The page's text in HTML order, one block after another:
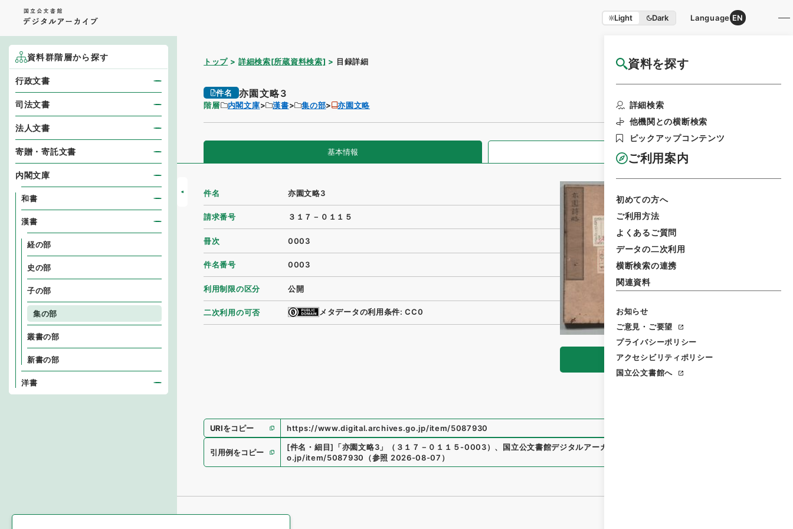
Light Dark Language EN
資料を探す
詳細検索
他機関との横断検索
ピックアップコンテンツ
ご利用案内
初めての方へ
ご利用方法
よくあるご質問
データの二次利用
横断検索の連携
関連資料
お知らせ
ご意見・ご要望
プライバシーポリシー
アクセシビリティポリシー
国立公文書館へ
トップ 詳細検索[所蔵資料検索] 目録詳細 国立公文書館HP利用案内
件名 亦園文略3
階層 内閣文庫 漢書 集の部 亦園文略
基本情報 全ての情報
閲覧
件名 亦園文略3
請求番号 ３１７－０１１５
冊次 0003
件名番号 0003
利用制限の区分 公開
二次利用の可否 メタデータの利用条件: CC0
URIをコピー https://www.digital.archives.go.jp/item/5087930
引用例をコピー
[件名・細目] 「亦園文略3 」 （ ３１７－０１１５-0003） 、 国立公文書館デジタルアーカイブ
o.jp/item/5087930
（参照 2026-08-07 ）
資料群階層から探す
行政文書
司法文書
法人文書
寄贈・寄託文書
内閣文庫
和書
漢書
経の部
史の部
子の部
集の部
叢書の部
新書の部
洋書